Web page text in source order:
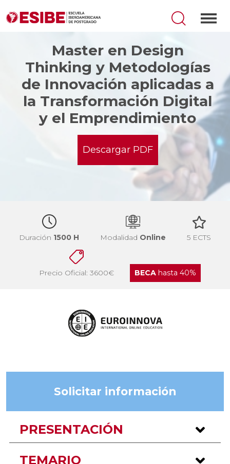
Master en Design
Thinking y Metodologías
de Innovación aplicadas a
la Transformación Digital
y el Emprendimiento
Descargar PDF
Duración 1500 H Modalidad Online 5 ECTS
Precio Oficial: 3600€ BECAhasta 40%
Solicitar información
PRESENTACIÓN
TEMARIO